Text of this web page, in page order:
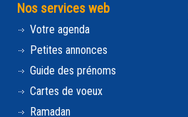
Nos services web
Votre agenda
Petites annonces
Guide des prénoms
Cartes de voeux
Ramadan